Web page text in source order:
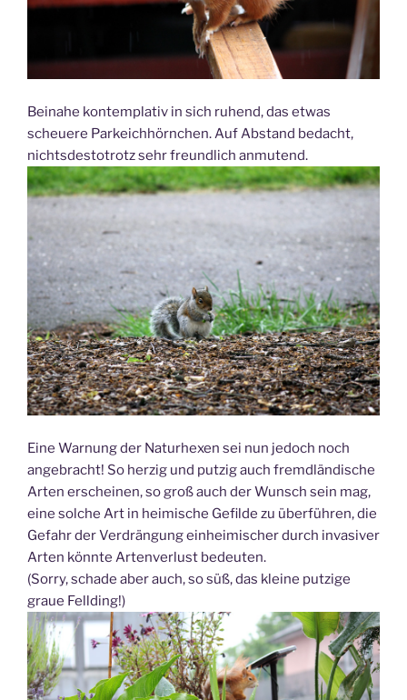
Beinahe kontemplativ in sich ruhend, das etwas
scheuere Parkeichhörnchen. Auf Abstand bedacht,
nichtsdestotrotz sehr freundlich anmutend.
Eine Warnung der Naturhexen sei nun jedoch noch
angebracht! So herzig und putzig auch fremdländische
Arten erscheinen, so groß auch der Wunsch sein mag,
eine solche Art in heimische Gefilde zu überführen, die
Gefahr der Verdrängung einheimischer durch invasiver
Arten könnte Artenverlust bedeuten.
(Sorry, schade aber auch, so süß, das kleine putzige
graue Fellding!)